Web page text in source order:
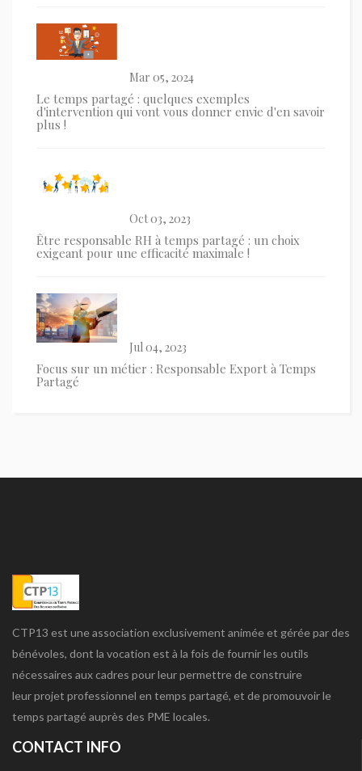
Mar 05, 2024
Le temps partagé : quelques exemples
d'intervention qui vont vous donner envie d'en savoir
plus !
Oct 03, 2023
Être responsable RH à temps partagé : un choix
exigeant pour une efficacité maximale !
Jul 04, 2023
Focus sur un métier : Responsable Export à Temps
Partagé
CTP13 est une association exclusivement animée et gérée par des
bénévoles, dont la vocation est à la fois de fournir les outils
nécessaires aux cadres pour leur permettre de construire
leur projet professionnel en temps partagé, et de promouvoir le
temps partagé auprès des PME locales.
CONTACT INFO